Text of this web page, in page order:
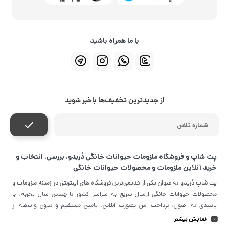
با ما همراه باشید
از جدیدترین تخفیف‌ها باخبر شوید
پت شاپ و فروشگاه ملزومات حیوانات خانگی دُریدو، بررسی، انتخاب و
خرید آنلاین ملزومات و محصولات حیوانات خانگی
پت شاپ دُریدو به عنوان یکی از قدیمی‌ترین فروشگاه های اینترنتی در زمینه ملزومات و
محصولات حیوانات خانگی ارسال سریع به سراسر کشور با چندین سال تجربه، با
پایبندی به اصول، پرداخت امن بصورت آنلاین، تامین مستقیم و بدون واسطه از
معتبرترین برندهای جهان و تضمین اصل‌بودن کالا موفق شده تا همگام با خانواده
نمایش بیشتر